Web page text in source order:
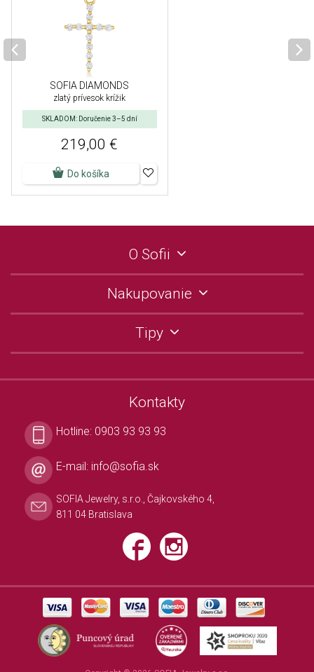
SOFIA DIAMONDS
zlatý prívesok krížik
SKLADOM: Doručenie 3–5 dní
219,00 €
Do košíka
O Sofii
Nakupovanie
Tipy
Kontakty
Hotline: 0903 93 93 93
E-mail: info@sofia.sk
SOFIA Jewelry, s.r.o., Čajkovského 4,
811 04 Bratislava